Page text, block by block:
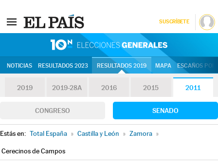
SUSCRÍBETE
NOTICIAS RESULTADOS 2023 RESULTADOS 2019 MAPA ESCAÑOS
2019 2019-28A 2016 2015 2011
CONGRESO SENADO
Estás en: Total España » Castilla y León » Zamora »
Cerecinos de Campos